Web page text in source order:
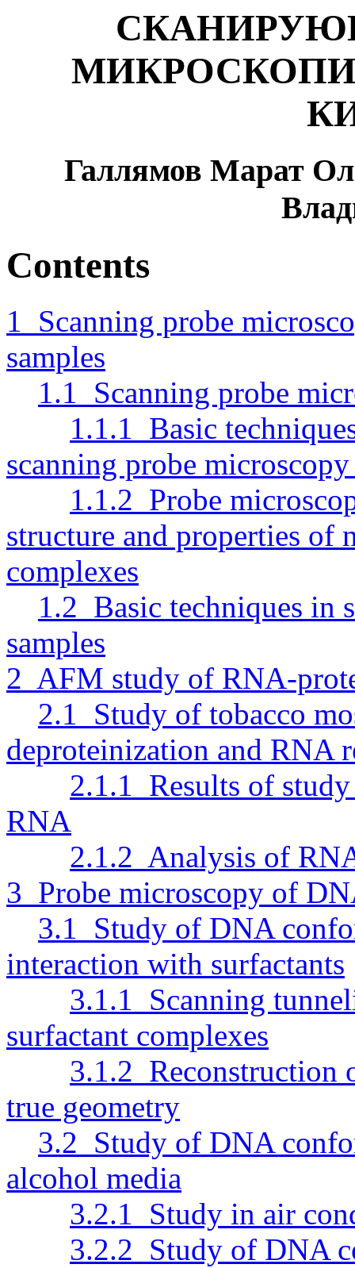
Галлямов Марат
Contents
1 Scanning probe
samples
1.1 Scanning probe
1.1.1 Basic
scanning probe
1.1.2 Probe
structure and properties of
complexes
1.2 Basic techniques in
samples
2 AFM study of RNA-
2.1 Study of tobacco
deproteinization and RNA
2.1.1 Results of
RNA
2.1.2 Analysis of
3 Probe microscopy of
3.1 Study of DNA
interaction with surfactants
3.1.1 Scanning
surfactant complexes
3.1.2 Reconstruction
true geometry
3.2 Study of DNA
alcohol media
3.2.1 Study in air
3.2.2 Study of DNA